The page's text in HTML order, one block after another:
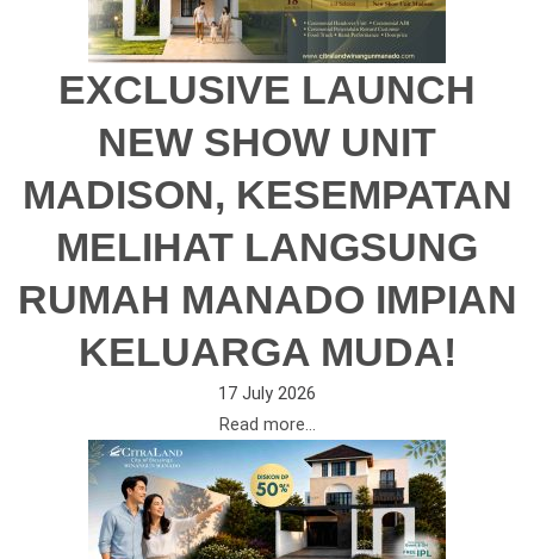
EXCLUSIVE LAUNCH
NEW SHOW UNIT
MADISON, KESEMPATAN
MELIHAT LANGSUNG
RUMAH MANADO IMPIAN
KELUARGA MUDA!
17 July 2026
Read more...